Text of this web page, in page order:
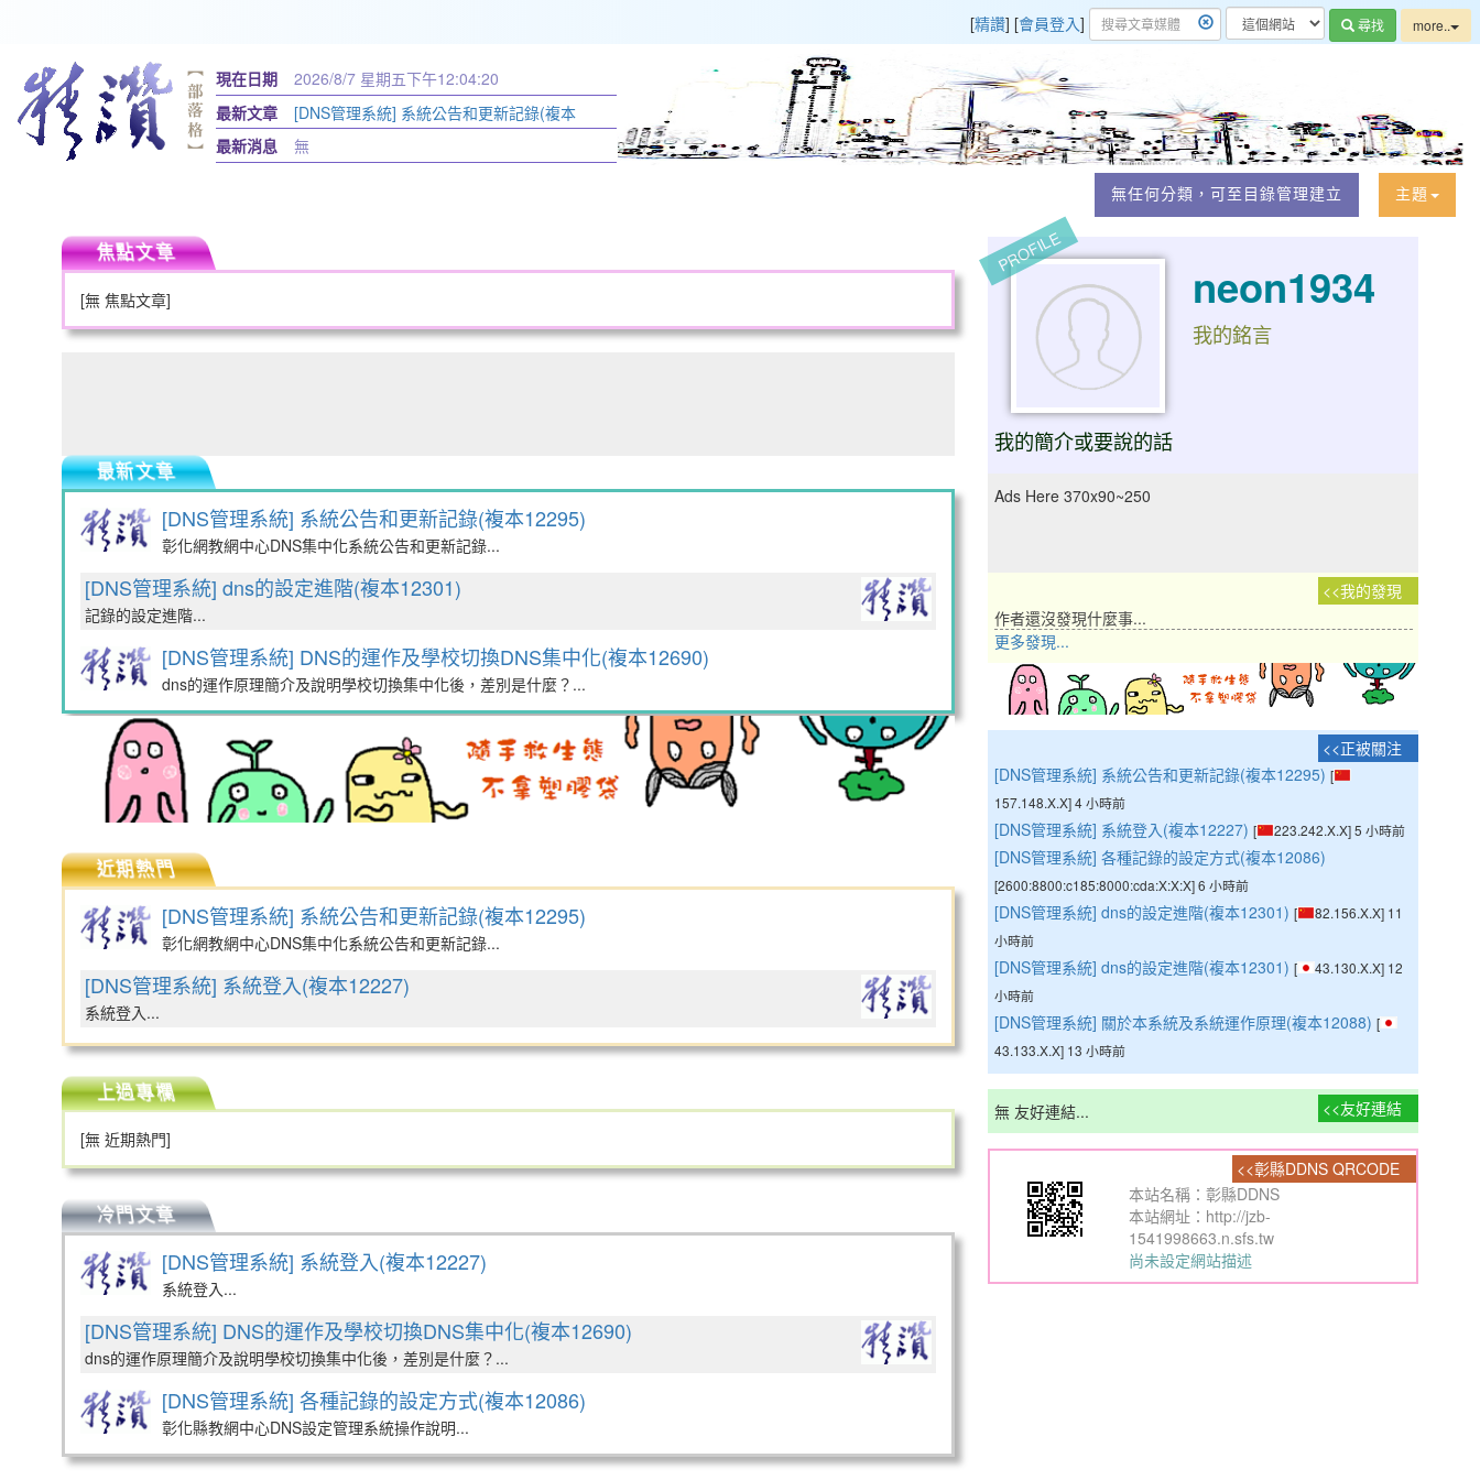
[精讚] [會員登入] 尋找 more..
現在日期 2026/8/7 星期五下午12:04:20
最新文章
[DNS管理系統] 系統公告和更新記錄(複本
12295)
最新消息 無
無任何分類，可至目錄管理建立 主題
焦點文章
[無 焦點文章]
最新文章
[DNS管理系統] 系統公告和更新記錄(複本12295)
彰化網教網中心DNS集中化系統公告和更新記錄...
[DNS管理系統] dns的設定進階(複本12301)
記錄的設定進階...
[DNS管理系統] DNS的運作及學校切換DNS集中化(複本12690)
dns的運作原理簡介及說明學校切換集中化後，差別是什麼？...
近期熱門
[DNS管理系統] 系統公告和更新記錄(複本12295)
彰化網教網中心DNS集中化系統公告和更新記錄...
[DNS管理系統] 系統登入(複本12227)
系統登入...
上過專欄
[無 近期熱門]
冷門文章
[DNS管理系統] 系統登入(複本12227)
系統登入...
[DNS管理系統] DNS的運作及學校切換DNS集中化(複本12690)
dns的運作原理簡介及說明學校切換集中化後，差別是什麼？...
[DNS管理系統] 各種記錄的設定方式(複本12086)
彰化縣教網中心DNS設定管理系統操作說明...
PROFILE
neon1934
我的銘言
我的簡介或要說的話
Ads Here 370x90~250
我的發現
作者還沒發現什麼事...
更多發現...
正被關注
[DNS管理系統] 系統公告和更新記錄(複本12295) [
157.148.X.X] 4 小時前
[DNS管理系統] 系統登入(複本12227) [ 223.242.X.X] 5 小時前
[DNS管理系統] 各種記錄的設定方式(複本12086)
[2600:8800:c185:8000:cda:X:X:X] 6 小時前
[DNS管理系統] dns的設定進階(複本12301) [
82.156.X.X] 11
小時前
[DNS管理系統] dns的設定進階(複本12301) [
43.130.X.X] 12
小時前
[DNS管理系統] 關於本系統及系統運作原理(複本12088) [
43.133.X.X] 13 小時前
友好連結
無 友好連結...
彰縣DDNS QRCODE
本站名稱：彰縣DDNS
本站網址：http://jzb-
1541998663.n.sfs.tw
尚未設定網站描述